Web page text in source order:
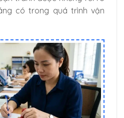
có trong quá trình vận